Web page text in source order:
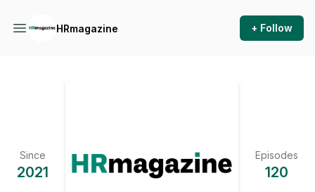
HRmagazine + Follow
Since
2021
Episodes
120